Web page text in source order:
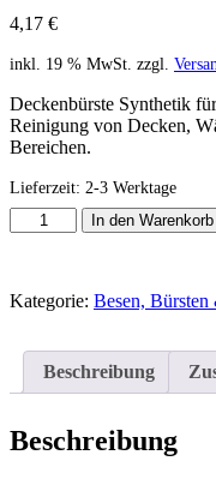
4,17 €
inkl. 19 % MwSt. zzgl.
Deckenbürste Synthetik
Reinigung von Decken,
Bereichen.
Lieferzeit: 2-3 Werktage
DECKENBÜRSTE
Synthetik
–
für
Decken
und
Menge
In den Warenkorb
Kategorie: Besen,
Beschreibung
Beschreibung